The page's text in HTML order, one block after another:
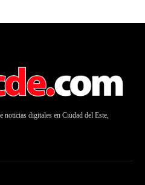
digitales en Ciudad del Este,